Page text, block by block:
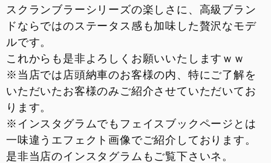
スクランブラーシリーズの楽しさに、高級ブラン
ドならではのステータス感も加味した贅沢なモデ
ルです。
これからも是非よろしくお願いいたしますｗｗ
※当店では店頭納車のお客様の内、特にご了解を
いただいたお客様のみご紹介させていただいてお
ります。
※インスタグラムでもフェイスブックページとは
一味違うエフェクト画像でご紹介しております。
是非当店のインスタグラムもご覧下さいネ。